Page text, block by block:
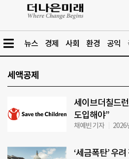
뉴스 경제 사회 환경 공익
세액공제
세이브더칠드
도입해야”
채예빈 기자 2026
‘세금폭탄’ 우